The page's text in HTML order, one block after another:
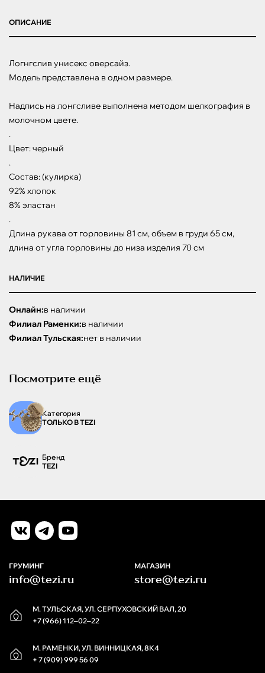
ОПИСАНИЕ
Логнгслив унисекс оверсайз.
Модель представлена в одном размере.
Надпись на лонгсливе выполнена методом шелкография в
молочном цвете.
.
Цвет: черный
.
Состав: (кулирка)
92% хлопок
8% эластан
.
Длина рукава от горловины 81 см, объем в груди 65 см,
длина от угла горловины до низа изделия 70 см
НАЛИЧИЕ
Онлайн:в наличии
Филиал Раменки:в наличии
Филиал Тульская:нет в наличии
Посмотрите ещё
Категория
ТОЛЬКО В TEZI
Бренд
TEZI
М. ТУЛЬСКАЯ, УЛ. СЕРПУХОВСКИЙ ВАЛ, 20
+7 (966) 112‒02‒22
М. РАМЕНКИ, УЛ. ВИННИЦКАЯ, 8К4
+ 7 (909) 999 56 09
ГРУМИНГ
info@tezi.ru
МАГАЗИН
store@tezi.ru